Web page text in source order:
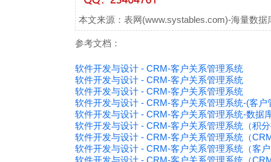
本文来源：表网(www.systables.com)-海量数
参考文档：
软件开发与设计 - CRM-客户关系管理系统
软件开发与设计 - CRM-客户关系管理系统
软件开发与设计 - CRM-客户关系管理系统
软件开发与设计 - CRM-客户关系管理系统-(客户
软件开发与设计 - CRM-客户关系管理系统-数据
软件开发与设计 - CRM-客户关系管理系统（积
软件开发与设计 - CRM-客户关系管理系统（
软件开发与设计 - CRM-客户关系管理系统（客